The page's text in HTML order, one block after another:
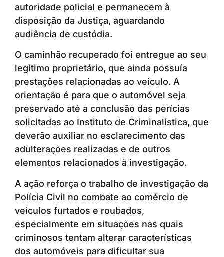
autoridade policial e permanecem à
disposição da Justiça, aguardando
audiência de custódia.
O caminhão recuperado foi entregue ao seu
legítimo proprietário, que ainda possuía
prestações relacionadas ao veículo. A
orientação é para que o automóvel seja
preservado até a conclusão das perícias
solicitadas ao Instituto de Criminalística, que
deverão auxiliar no esclarecimento das
adulterações realizadas e de outros
elementos relacionados à investigação.
A ação reforça o trabalho de investigação da
Polícia Civil no combate ao comércio de
veículos furtados e roubados,
especialmente em situações nas quais
criminosos tentam alterar características
dos automóveis para dificultar sua